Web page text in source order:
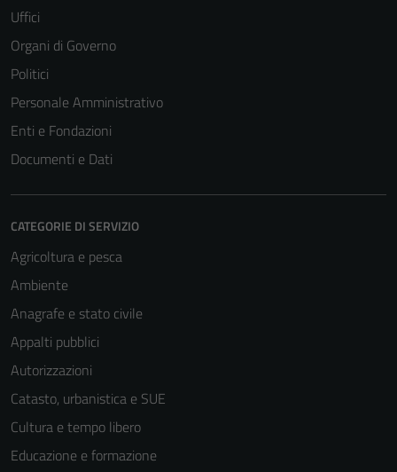
Uffici
Organi di Governo
Politici
Personale Amministrativo
Enti e Fondazioni
Documenti e Dati
CATEGORIE DI SERVIZIO
Agricoltura e pesca
Ambiente
Anagrafe e stato civile
Appalti pubblici
Autorizzazioni
Catasto, urbanistica e SUE
Cultura e tempo libero
Educazione e formazione